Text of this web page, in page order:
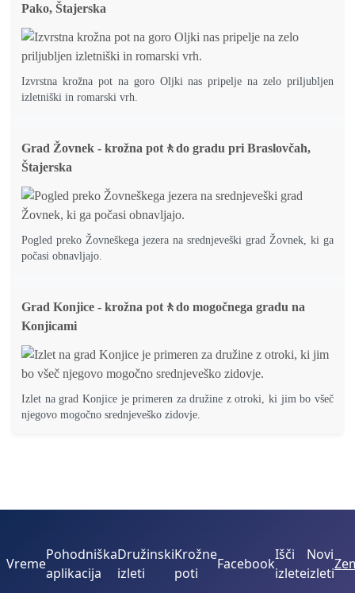
Pako, Štajerska
Izvrstna krožna pot na goro Oljki nas pripelje na zelo priljubljen
izletniški in romarski vrh.
Grad Žovnek - krožna pot🚶do gradu pri Braslovčah,
Štajerska
Pogled preko Žovneškega jezera na srednjeveški grad Žovnek, ki ga
počasi obnavljajo.
Grad Konjice - krožna pot🚶do mogočnega gradu na
Konjicami
Izlet na grad Konjice je primeren za družine z otroki, ki jim bo všeč
njegovo mogočno srednjeveško zidovje.
Vreme
Pohodniška
aplikacija
Družinski
izleti
Krožne
poti
Facebook
Išči
izlete
Novi
izleti